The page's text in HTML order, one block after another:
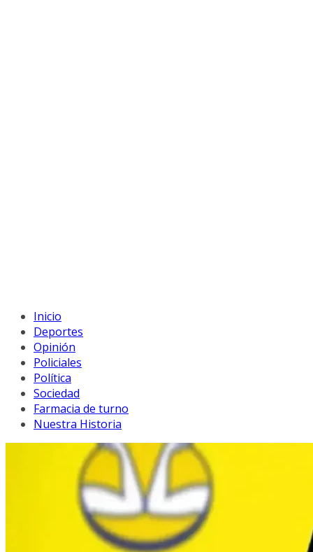
Inicio
Deportes
Opinión
Policiales
Política
Sociedad
Farmacia de turno
Nuestra Historia